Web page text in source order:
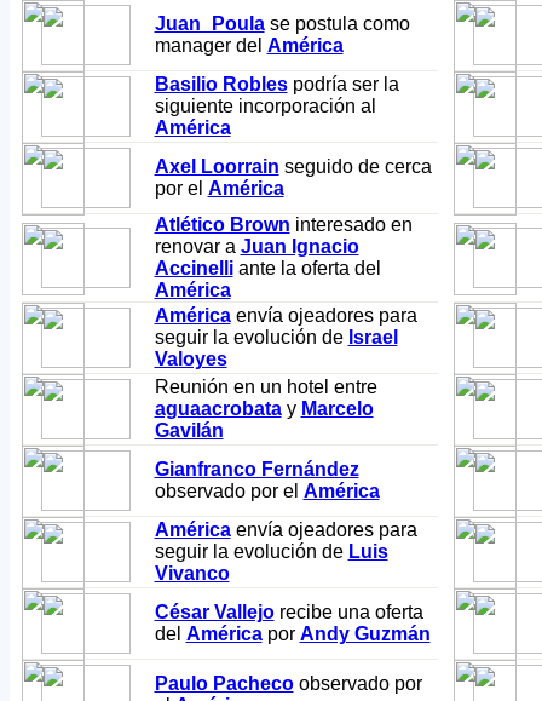
Juan_Poulase postula como
manager del América
Basilio Roblespodría ser la
siguiente incorporación al
América
Axel Loorrain seguido de cerca
por el América
Atlético Brown interesado en
renovar a Juan Ignacio
Accinelliante la oferta del
América
Américaenvía ojeadores para
seguir la evolución de Israel
Valoyes
Reunión en un hotel entre
aguaacrobatay Marcelo
Gavilán
Gianfranco Fernández
observado por el América
Américaenvía ojeadores para
seguir la evolución de Luis
Vivanco
César Vallejorecibe una oferta
del Américapor Andy Guzmán
Paulo Pachecoobservado por